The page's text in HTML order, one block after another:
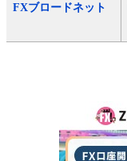
FXブロードネット